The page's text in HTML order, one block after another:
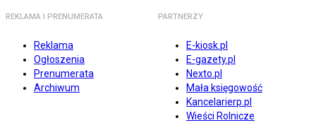
REKLAMA I PRENUMERATA
Reklama
Ogłoszenia
Prenumerata
Archiwum
PARTNERZY
E-kiosk.pl
E-gazety.pl
Nexto.pl
Mała księgowość
Kancelarierp.pl
Wieści Rolnicze